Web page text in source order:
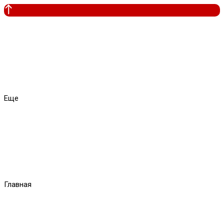
Еще
Главная